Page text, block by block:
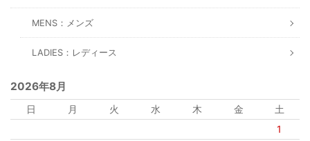
MENS：メンズ
LADIES：レディース
2026年8月
日 月 火 水 木 金
土
1